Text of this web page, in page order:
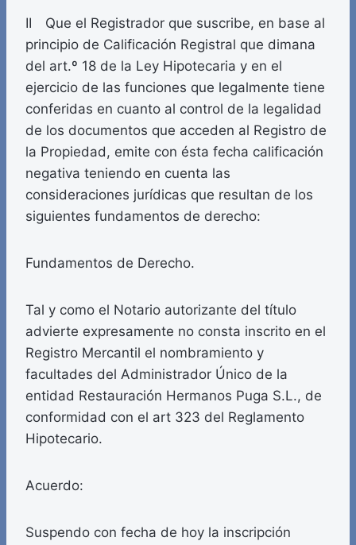
II Que el Registrador que suscribe, en base al
principio de Calificación Registral que dimana
del art.º 18 de la Ley Hipotecaria y en el
ejercicio de las funciones que legalmente tiene
conferidas en cuanto al control de la legalidad
de los documentos que acceden al Registro de
la Propiedad, emite con ésta fecha calificación
negativa teniendo en cuenta las
consideraciones jurídicas que resultan de los
siguientes fundamentos de derecho:
Fundamentos de Derecho.
Tal y como el Notario autorizante del título
advierte expresamente no consta inscrito en el
Registro Mercantil el nombramiento y
facultades del Administrador Único de la
entidad Restauración Hermanos Puga S.L., de
conformidad con el art 323 del Reglamento
Hipotecario.
Acuerdo:
Suspendo con fecha de hoy la inscripción